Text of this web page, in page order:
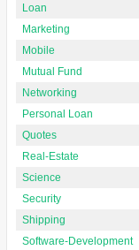
Loan
Marketing
Mobile
Mutual Fund
Networking
Personal Loan
Quotes
Real-Estate
Science
Security
Shipping
Software-Development